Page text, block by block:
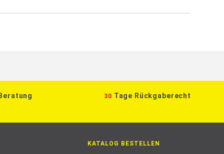
30 Tage Rückgaberecht
KATALOG BESTELLEN